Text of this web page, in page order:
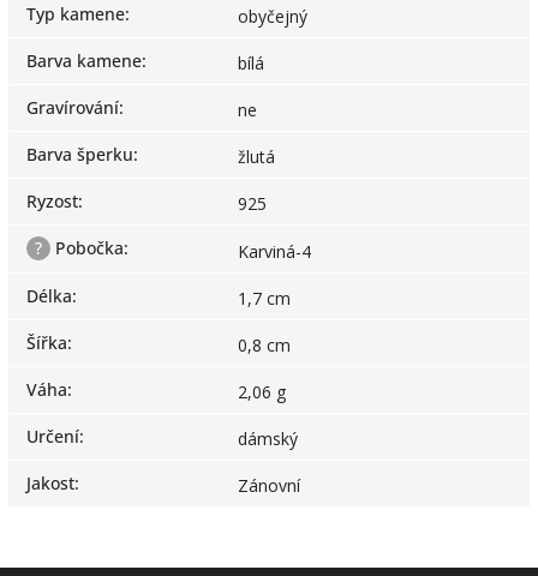
Typ kamene:
obyčejný
Barva kamene:
bílá
Gravírování:
ne
Barva šperku:
žlutá
Ryzost:
925
?
Pobočka:
Karviná-4
Délka:
1,7 cm
Šířka:
0,8 cm
Váha:
2,06 g
Určení:
dámský
Jakost: Zánovní